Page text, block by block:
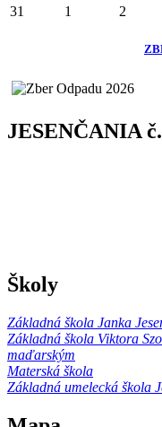
31
1 2
JESENČANIA
Školy
Základná škola Janka
Základná škola Viktora
maďarským
Materská škola
Základná umelecká škola